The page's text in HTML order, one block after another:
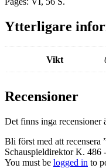
Ytterligare
Vikt
Recensioner
Det finns inga recensioner
Bli först med att recensera
Schauspieldirektor K. 486
You must be logged in to